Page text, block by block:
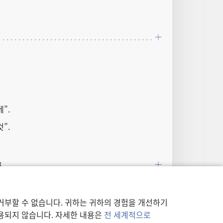
할 수 없습니다. 귀하는 귀하의 경험을 개선하기
지 않습니다. 자세한 내용은 전 세계적으로
”.
”.